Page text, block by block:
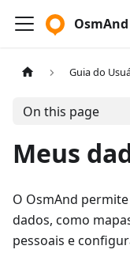
OsmAnd
Guia do
On this page
Meus
O OsmAnd
dados, como
pessoais e